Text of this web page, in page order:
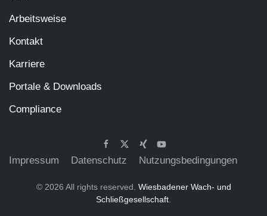
Arbeitsweise
Kontakt
Karriere
Portale & Downloads
Compliance
Impressum Datenschutz Nutzungsbedingungen
© 2026 All rights reserved. Wiesbadener Wach- und
Schließgesellschaft